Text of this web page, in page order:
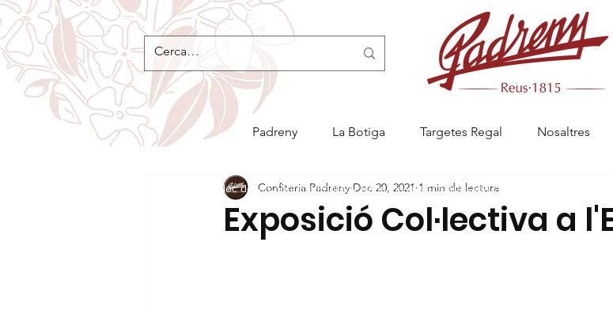
Padreny La Botiga Targetes Regal Nosaltres
Exposició Col·lectiva a
Confiteria Padreny Dec 20, 2021 1 min de lectura
Bloc de la Confiteria Padreny Reus, pastisseria artesanal a Reus, menjablanc de